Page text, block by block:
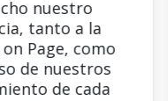
a la
como
nuestros
de cada